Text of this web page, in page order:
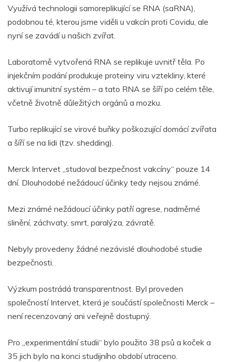
Využívá technologii samoreplikující se RNA (saRNA),
podobnou té, kterou jsme viděli u vakcín proti Covidu, ale
nyní se zavádí u našich zvířat.
Laboratorně vytvořená RNA se replikuje uvnitř těla. Po
injekčním podání produkuje proteiny viru vztekliny, které
aktivují imunitní systém – a tato RNA se šíří po celém těle,
včetně životně důležitých orgánů a mozku.
Turbo replikující se virové buňky poškozující domácí zvířata
a šíří se na lidi (tzv. shedding).
Merck Intervet „studoval bezpečnost vakcíny“ pouze 14
dní. Dlouhodobé nežádoucí účinky tedy nejsou známé.
Mezi známé nežádoucí účinky patří agrese, nadměrné
slinění, záchvaty, smrt, paralýza, závratě.
Nebyly provedeny žádné nezávislé dlouhodobé studie
bezpečnosti.
Výzkum postrádá transparentnost. Byl proveden
společností Intervet, která je součástí společnosti Merck –
není recenzovaný ani veřejně dostupný.
Pro „experimentální studii“ bylo použito 38 psů a koček a
35 jich bylo na konci studijního období utraceno.